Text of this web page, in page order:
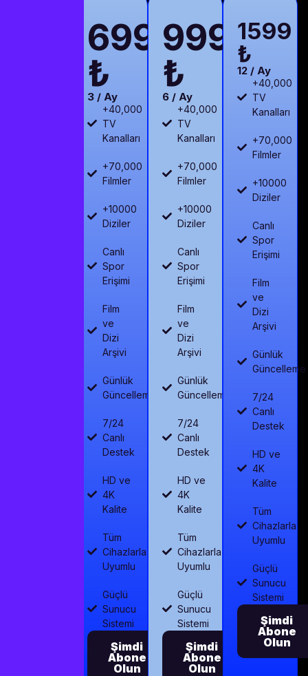
PAKETİNİZİ
699
₺
3 / Ay
+40,000
TV
Kanalları
+70,000
Filmler
+10000
Diziler
Canlı
Spor
Erişimi
Film
ve
Dizi
Arşivi
Günlük
Güncelleme
7/24
Canlı
Destek
HD ve
4K
Kalite
Tüm
Cihazlarla
Uyumlu
Güçlü
Sunucu
Sistemi
Şimdi
Abone
Olun
999
₺
6 / Ay
+40,000
TV
Kanalları
+70,000
Filmler
+10000
Diziler
Canlı
Spor
Erişimi
Film
ve
Dizi
Arşivi
Günlük
Güncelleme
7/24
Canlı
Destek
HD ve
4K
Kalite
Tüm
Cihazlarla
Uyumlu
Güçlü
Sunucu
Sistemi
Şimdi
Abone
Olun
1599
₺
12 / Ay
+40,000
TV
Kanalları
+70,000
Filmler
+10000
Diziler
Canlı
Spor
Erişimi
Film
ve
Dizi
Arşivi
Günlük
Güncelleme
7/24
Canlı
Destek
HD ve
4K
Kalite
Tüm
Cihazlarla
Uyumlu
Güçlü
Sunucu
Sistemi
Şimdi
Abone
Olun